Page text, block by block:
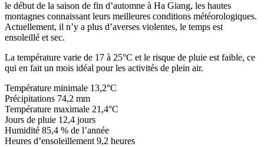
le début de la saison de fin d’automne à Ha Giang, les hautes
montagnes connaissant leurs meilleures conditions météorologiques.
Actuellement, il n’y a plus d’averses violentes, le temps est
ensoleillé et sec.
La température varie de 17 à 25°C et le risque de pluie est faible, ce
qui en fait un mois idéal pour les activités de plein air.
Température minimale 13,2°C
Précipitations 74,2 mm
Température maximale 21,4°C
Jours de pluie 12,4 jours
Humidité 85,4 % de l’année
Heures d’ensoleillement 9,2 heures